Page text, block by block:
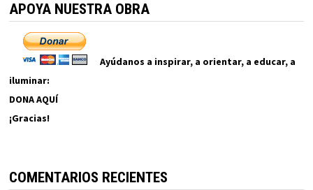
APOYA NUESTRA OBRA
Ayúdanos a inspirar, a orientar, a educar, a
iluminar:
DONA AQUÍ
¡Gracias!
COMENTARIOS RECIENTES